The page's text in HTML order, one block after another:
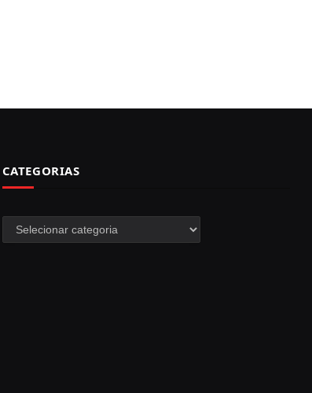
CATEGORIAS
Categorias